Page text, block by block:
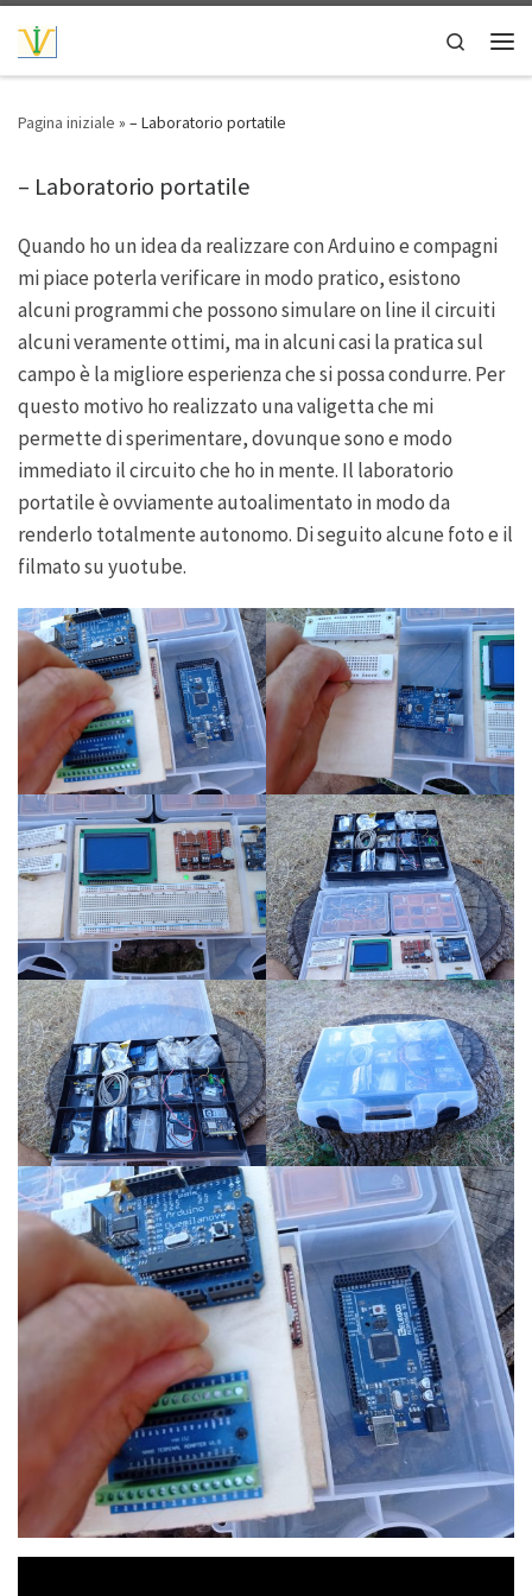
Passa al contenuto
Search
Pagina iniziale » – Laboratorio portatile
– Laboratorio portatile
Quando ho un idea da realizzare con Arduino e compagni
mi piace poterla verificare in modo pratico, esistono
alcuni programmi che possono simulare on line il circuiti
alcuni veramente ottimi, ma in alcuni casi la pratica sul
campo è la migliore esperienza che si possa condurre. Per
questo motivo ho realizzato una valigetta che mi
permette di sperimentare, dovunque sono e modo
immediato il circuito che ho in mente. Il laboratorio
portatile è ovviamente autoalimentato in modo da
renderlo totalmente autonomo. Di seguito alcune foto e il
filmato su yuotube.